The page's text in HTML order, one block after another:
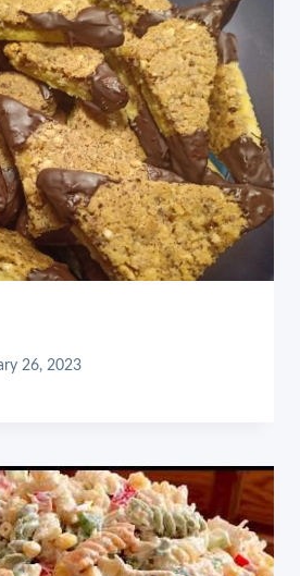
26, 2023